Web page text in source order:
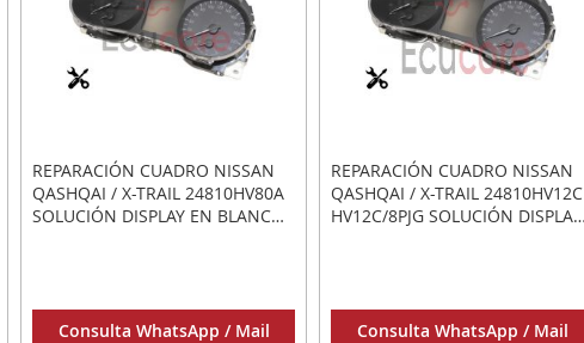
REPARACIÓN CUADRO NISSAN
QASHQAI / X-TRAIL 24810HV80A
SOLUCIÓN DISPLAY EN BLANCO
Consulta WhatsApp / Mail
REPARACIÓN CUADRO NISSAN
QASHQAI / X-TRAIL 24810HV12C
HV12C/8PJG SOLUCIÓN DISPLAY
Consulta WhatsApp / Mail